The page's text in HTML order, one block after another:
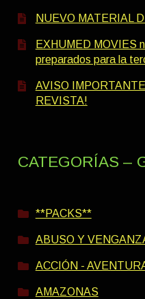
NUEVO MATERIAL
EXHUMED MOVIES
preparados para la
AVISO
REVISTA!
CATEGORÍAS –
**PACKS**
ABUSO Y
ACCIÓN -
AMAZONAS